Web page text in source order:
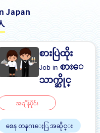
Japan
စားပြဲထိုး
Job in စားေ
သာက္ဆိုင္
အချိန်ပိုင်း
စေန တနဂၤေႏြ အဆိုင္း